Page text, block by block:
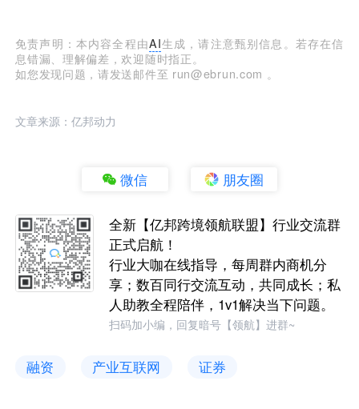
免责声明：本内容全程由AI生成，请注意甄别信息。若存在信
息错漏、理解偏差，欢迎随时指正。
如您发现问题，请发送邮件至 run@ebrun.com 。
文章来源：亿邦动力
微信 朋友圈
全新【亿邦跨境领航联盟】行业交流群
正式启航！
行业大咖在线指导，每周群内商机分
享；数百同行交流互动，共同成长；私
人助教全程陪伴，1v1解决当下问题。
扫码加小编，回复暗号【领航】进群~
融资 产业互联网 证券